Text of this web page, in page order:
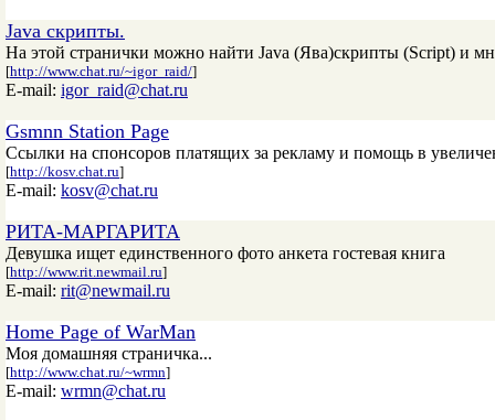
Java скрипты.
На этой странички можно найти Java (Ява)скрипты (Script) и
[http://www.chat.ru/~igor_raid/]
E-mail: igor_raid@chat.ru
Gsmnn Station Page
Ссылки на спонсоров платящих за рекламу и помощь в
[http://kosv.chat.ru]
E-mail: kosv@chat.ru
РИТА-МАРГАРИТА
Девушка ищет единственного фото анкета гостевая книга
[http://www.rit.newmail.ru]
E-mail: rit@newmail.ru
Home Page of WarMan
Моя домашняя страничка...
[http://www.chat.ru/~wrmn]
E-mail: wrmn@chat.ru